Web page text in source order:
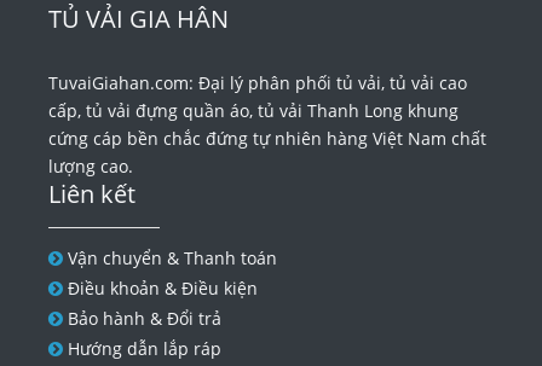
TỦ VẢI GIA HÂN
TuvaiGiahan.com: Đại lý phân phối tủ vải, tủ vải cao
cấp, tủ vải đựng quần áo, tủ vải Thanh Long khung
cứng cáp bền chắc đứng tự nhiên hàng Việt Nam chất
lượng cao.
Liên kết
Vận chuyển & Thanh toán
Điều khoản & Điều kiện
Bảo hành & Đổi trả
Hướng dẫn lắp ráp